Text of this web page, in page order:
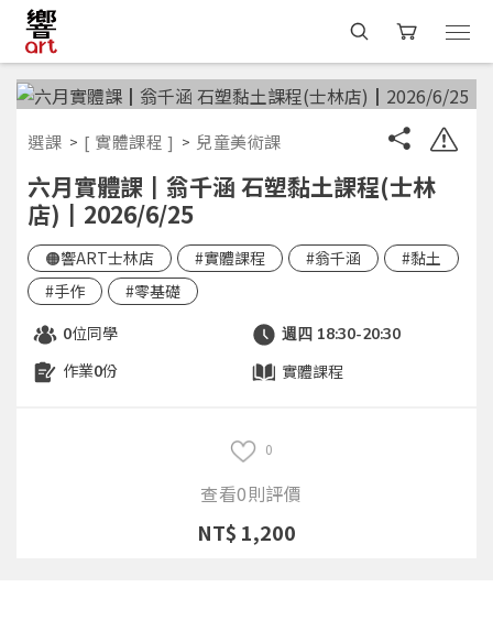
選課 [ 實體課程 ] 兒童美術課
六月實體課┃翁千涵 石塑黏土課程(士林
店)┃2026/6/25
🟠響ART士林店 #實體課程 #翁千涵
#黏土
#手作
#零基礎
0位同學 週四 18:30-20:30
作業0份 實體課程
0
查看0則評價
NT$ 1,200